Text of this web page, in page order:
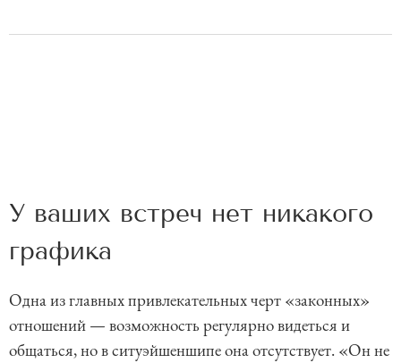
У ваших встреч нет никакого
графика
Одна из главных привлекательных черт «законных»
отношений — возможность регулярно видеться и
общаться, но в ситуэйшеншипе она отсутствует. «Он не